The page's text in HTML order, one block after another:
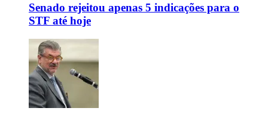
Senado rejeitou apenas 5 indicações para o
STF até hoje